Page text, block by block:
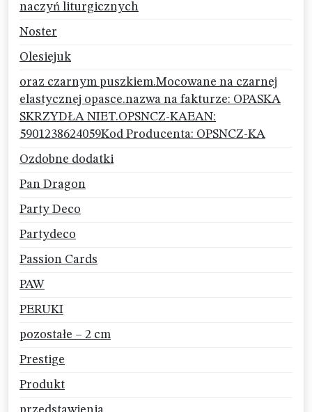
naczyń liturgicznych
Noster
Olesiejuk
oraz czarnym puszkiem.Mocowane na czarnej
elastycznej opasce.nazwa na fakturze: OPASKA
SKRZYDŁA NIET.OPSNCZ-KAEAN:
5901238624059Kod Producenta: OPSNCZ-KA
Ozdobne dodatki
Pan Dragon
Party Deco
Partydeco
Passion Cards
PAW
PERUKI
pozostałe – 2 cm
Prestige
Produkt